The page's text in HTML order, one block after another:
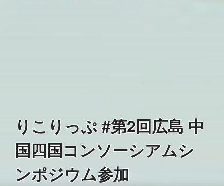
りこりっぷ #第2回広島 中
国四国コンソーシアムシ
ンポジウム参加